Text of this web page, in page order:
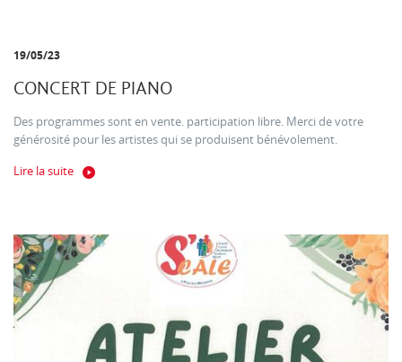
19/05/23
CONCERT DE PIANO
Des programmes sont en vente. participation libre. Merci de votre
générosité pour les artistes qui se produisent bénévolement.
Lire la suite